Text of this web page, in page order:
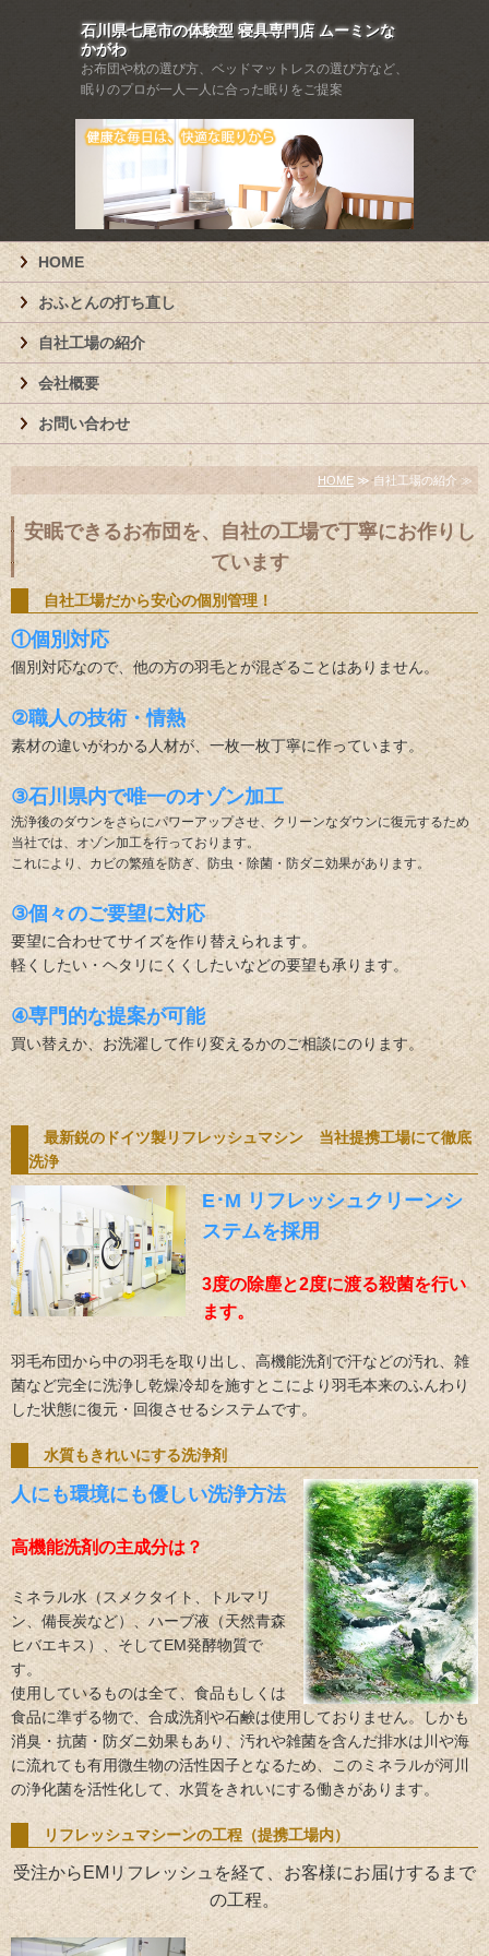
石川県七尾市の体験型 寝具専門店 ムーミンな
かがわ
お布団や枕の選び方、ベッドマットレスの選び方など、
眠りのプロが一人一人に合った眠りをご提案
HOME
おふとんの打ち直し
自社工場の紹介
会社概要
お問い合わせ
HOME ≫ 自社工場の紹介 ≫
安眠できるお布団を、自社の工場で丁寧にお作りし
ています
自社工場だから安心の個別管理！
①個別対応
個別対応なので、他の方の羽毛とが混ざることはありません。
②職人の技術・情熱
素材の違いがわかる人材が、一枚一枚丁寧に作っています。
③石川県内で唯一のオゾン加工
洗浄後のダウンをさらにパワーアップさせ、クリーンなダウンに復元するため
当社では、オゾン加工を行っております。
これにより、カビの繁殖を防ぎ、防虫・除菌・防ダニ効果があります。
③個々のご要望に対応
要望に合わせてサイズを作り替えられます。
軽くしたい・ヘタリにくくしたいなどの要望も承ります。
④専門的な提案が可能
買い替えか、お洗濯して作り変えるかのご相談にのります。
最新鋭のドイツ製リフレッシュマシン 当社提携工場にて徹底
洗浄
E･M リフレッシュクリーンシ
ステムを採用
3度の除塵と2度に渡る殺菌を行い
ます。
羽毛布団から中の羽毛を取り出し、高機能洗剤で汗などの汚れ、雑
菌など完全に洗浄し乾燥冷却を施すとこにより羽毛本来のふんわり
した状態に復元・回復させるシステムです。
水質もきれいにする洗浄剤
人にも環境にも優しい洗浄方法
高機能洗剤の主成分は？
ミネラル水（スメクタイト、トルマリ
ン、備長炭など）、ハーブ液（天然青森
ヒバエキス）、そしてEM発酵物質で
す。
使用しているものは全て、食品もしくは
食品に準ずる物で、合成洗剤や石鹸は使用しておりません。しかも
消臭・抗菌・防ダニ効果もあり、汚れや雑菌を含んだ排水は川や海
に流れても有用微生物の活性因子となるため、このミネラルが河川
の浄化菌を活性化して、水質をきれいにする働きがあります。
リフレッシュマシーンの工程（提携工場内）
受注からEMリフレッシュを経て、お客様にお届けするまで
の工程。